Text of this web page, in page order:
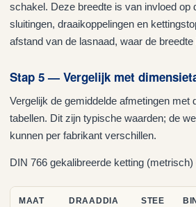
schakel. Deze breedte is van invloed op
sluitingen, draaikoppelingen en
afstand van de lasnaad, waar de
Stap 5 — Vergelijk met
Vergelijk de gemiddelde afmetingen met
tabellen. Dit zijn typische waarden; de
kunnen per fabrikant verschillen.
DIN 766 gekalibreerde ketting
MAAT
DRAADDIA
STEE